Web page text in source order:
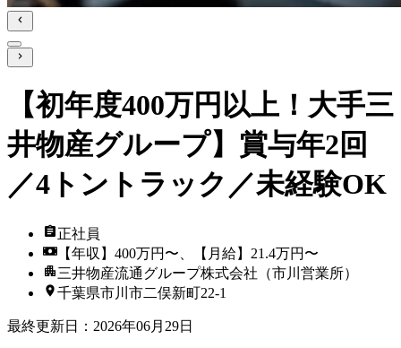
【初年度400万円以上！大手三
井物産グループ】賞与年2回
／4トントラック／未経験OK
正社員
【年収】400万円〜、【月給】21.4万円〜
三井物産流通グループ株式会社（市川営業所）
千葉県市川市二俣新町22-1
最終更新日 ： 2026年06月29日